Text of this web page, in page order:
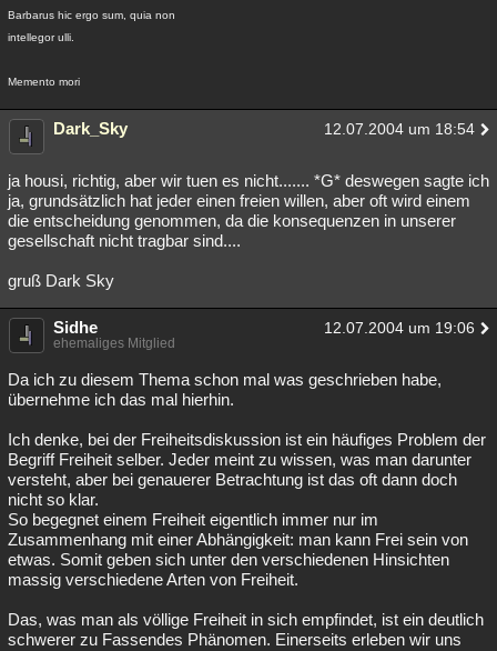
Barbarus hic ergo sum, quia non
intellegor ulli.
Memento mori
Dark_Sky 12.07.2004 um 18:54
ja housi, richtig, aber wir tuen es nicht....... *G* deswegen sagte ich
ja, grundsätzlich hat jeder einen freien willen, aber oft wird einem
die entscheidung genommen, da die konsequenzen in unserer
gesellschaft nicht tragbar sind....
gruß Dark Sky
Sidhe 12.07.2004 um 19:06
ehemaliges Mitglied
Da ich zu diesem Thema schon mal was geschrieben habe,
übernehme ich das mal hierhin.
Ich denke, bei der Freiheitsdiskussion ist ein häufiges Problem der
Begriff Freiheit selber. Jeder meint zu wissen, was man darunter
versteht, aber bei genauerer Betrachtung ist das oft dann doch
nicht so klar.
So begegnet einem Freiheit eigentlich immer nur im
Zusammenhang mit einer Abhängigkeit: man kann Frei sein von
etwas. Somit geben sich unter den verschiedenen Hinsichten
massig verschiedene Arten von Freiheit.
Das, was man als völlige Freiheit in sich empfindet, ist ein deutlich
schwerer zu Fassendes Phänomen. Einerseits erleben wir uns